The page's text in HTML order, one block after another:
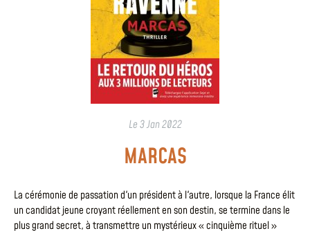
Le3 Jan 2022
MARCAS
La cérémonie de passation d'un président à l'autre, lorsque la France élit
un candidat jeune croyant réellement en son destin, se termine dans le
plus grand secret, à transmettre un mystérieux « cinquième rituel »